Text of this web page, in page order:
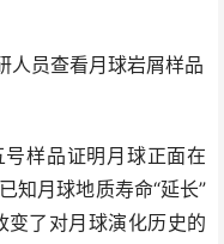
人员查看月球岩屑样品
样品证明月球正面在
知月球地质寿命“延长”
变了对月球演化历史的